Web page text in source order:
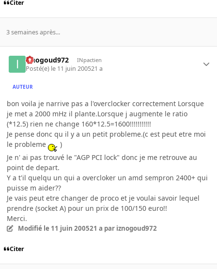
Citer
3 semaines après...
iznogoud972 INpactien
Posté(e) le 11 juin 200521 a
AUTEUR
bon voila je narrive pas a l'overclocker correctement Lorsque
je met a 2000 mHz il plante.Lorsque j augmente le ratio
(*12.5) rien ne change 160*12.5=1600!!!!!!!!!!!
Je pense donc qu il y a un petit probleme.(c est peut etre moi
le probleme
)
Je n' ai pas trouvé le "AGP PCI lock" donc je me retrouve au
point de depart.
Y a t'il quelqu un qui a overcloker un amd sempron 2400+ qui
puisse m aider??
Je vais peut etre changer de proco et je voulai savoir lequel
prendre (socket A) pour un prix de 100/150 euro!!
Merci.
Modifié le 11 juin 200521 a par iznogoud972
Citer